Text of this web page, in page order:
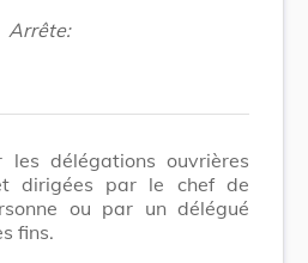
Arrête:
les délégations ouvrières
dirigées par le chef de
ou par un délégué
fins.